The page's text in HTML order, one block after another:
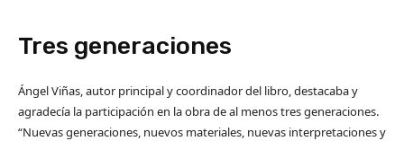
Tres genera​ciones
Ángel Viñas, autor principal y coordinador del libro, destacaba y
agradecía la participación en la obra de al menos tres generaciones.
“Nuevas generaciones, nuevos materiales, nuevas interpretaciones y